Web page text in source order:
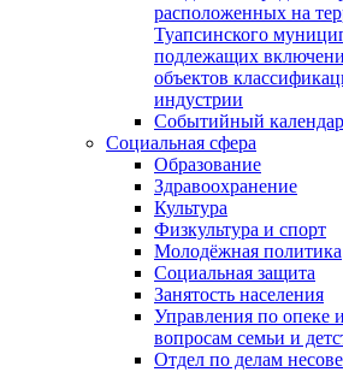
расположенных на
Туапсинского
подлежащих
объектов
индустрии
Событийный
Социальная сфера
Образование
Здравоохранение
Культура
Физкультура и спорт
Молодёжная политика
Социальная защита
Занятость населения
Управления по опеке
вопросам семьи и
Отдел по делам